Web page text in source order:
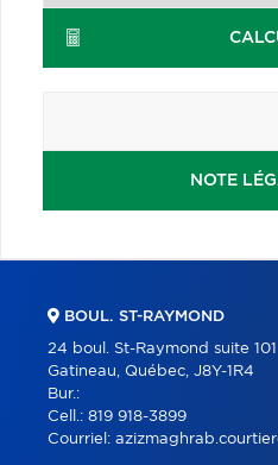
NOTE
BOUL. ST-RAYMOND
24 boul. St-Raymond suite 101
Gatineau, Québec, J8Y-1R4
Bur.:
Cell.: 819 918-3899
Courriel: